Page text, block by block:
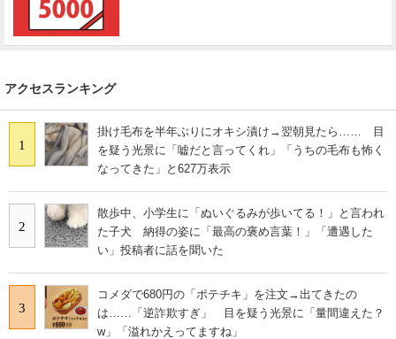
アクセスランキング
1
掛け毛布を半年ぶりにオキシ漬け→翌朝見たら…… 目
を疑う光景に「嘘だと言ってくれ」「うちの毛布も怖く
なってきた」と627万表示
2
散歩中、小学生に「ぬいぐるみが歩いてる！」と言われ
た子犬 納得の姿に「最高の褒め言葉！」「遭遇した
い」投稿者に話を聞いた
3
コメダで680円の「ポテチキ」を注文→出てきたの
は……「逆詐欺すぎ」 目を疑う光景に「量間違えた？
w」「溢れかえってますね」